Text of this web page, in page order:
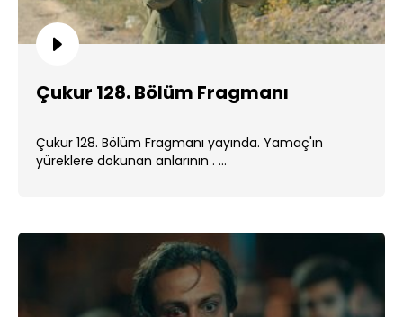
Çukur 128. Bölüm Fragmanı
Çukur 128. Bölüm Fragmanı yayında. Yamaç'ın
yüreklere dokunan anlarının . ...